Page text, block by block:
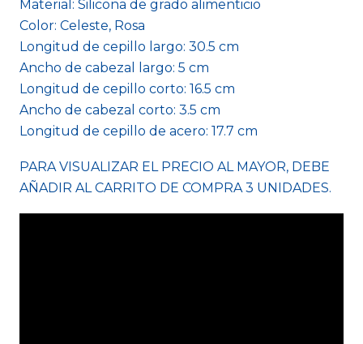
Material: Silicona de grado alimenticio
Color: Celeste, Rosa
Longitud de cepillo largo: 30.5 cm
Ancho de cabezal largo: 5 cm
Longitud de cepillo corto: 16.5 cm
Ancho de cabezal corto: 3.5 cm
Longitud de cepillo de acero: 17.7 cm
PARA VISUALIZAR EL PRECIO AL MAYOR, DEBE
AÑADIR AL CARRITO DE COMPRA 3 UNIDADES.